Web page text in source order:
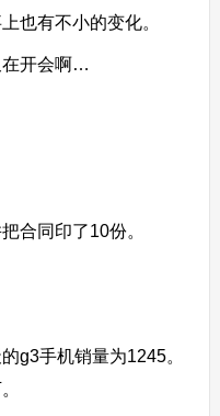
也有不小的变化。
开会啊…
同印了10份。
手机销量为1245。